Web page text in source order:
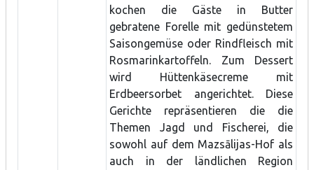
kochen die Gäste in Butter
gebratene Forelle mit gedünstetem
Saisongemüse oder Rindfleisch mit
Rosmarinkartoffeln. Zum Dessert
wird Hüttenkäsecreme mit
Erdbeersorbet angerichtet. Diese
Gerichte repräsentieren die die
Themen Jagd und Fischerei, die
sowohl auf dem Mazsālijas-Hof als
auch in der ländlichen Region